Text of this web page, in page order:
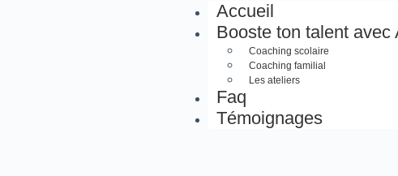
Accueil
Booste ton talent avec
Coaching scolaire
Coaching familial
Les ateliers
Faq
Témoignages